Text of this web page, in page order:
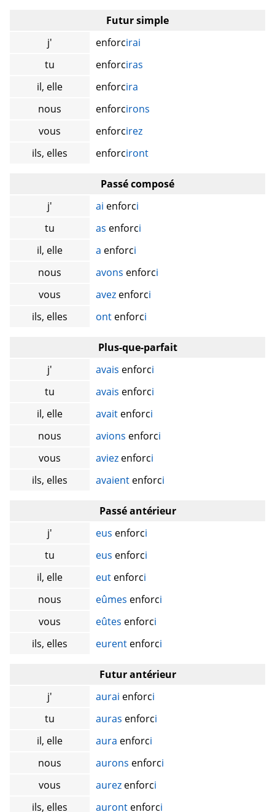
Futur simple
j'
enforcirai
tu
enforciras
il, elle
enforcira
nous
enforcirons
vous
enforcirez
ils, elles
enforciront
Passé composé
j'
ai enforci
tu
as enforci
il, elle
a enforci
nous
avons enforci
vous
avez enforci
ils, elles
ont enforci
Plus-que-parfait
j'
avais enforci
tu
avais enforci
il, elle
avait enforci
nous
avions enforci
vous
aviez enforci
ils, elles
avaient enforci
Passé antérieur
j'
eus enforci
tu
eus enforci
il, elle
eut enforci
nous
eûmes enforci
vous
eûtes enforci
ils, elles
eurent enforci
Futur antérieur
j'
aurai enforci
tu
auras enforci
il, elle
aura enforci
nous
aurons enforci
vous
aurez enforci
ils, elles
auront enforci